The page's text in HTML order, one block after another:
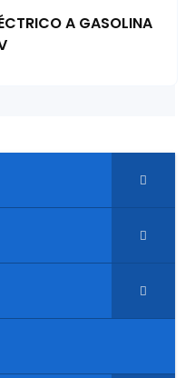
A GASOLINA